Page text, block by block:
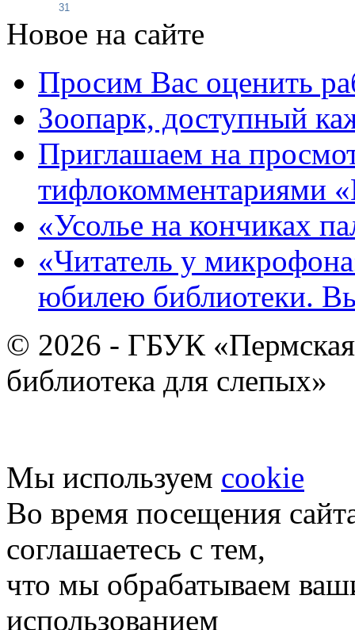
31
Новое на сайте
Просим Вас оценить
Зоопарк, доступный
Приглашаем на
тифлокомментариями
«Усолье на кончиках
«Читатель у
юбилею библиотеки.
© 2026 - ГБУК «Пермская
библиотека для слепых»
Мы используем cookie
Во время посещения
соглашаетесь с тем,
что мы обрабатываем
использованием